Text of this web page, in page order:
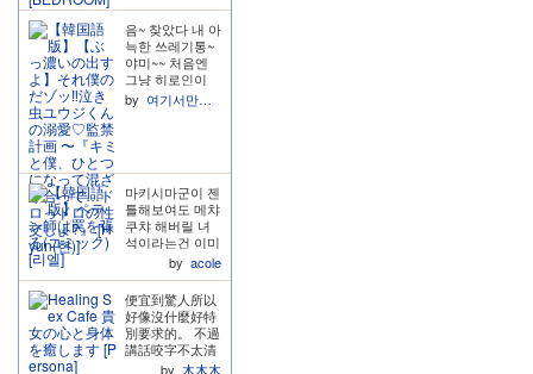
很不好意思说爱
你,但是会在你的
要求下变扭的说
爱。特典也很萌!
完全是我喜欢的
类型!!还是很喜
먼가 오히려 남
성 수라고 하기
보다는 약간 말
잘 듣는 강아지?
에 더 가까운 느
낌이 났음. 본인
이 봉사하겠다~
시는 소녀들에게
는 추천합니다.
는 점에서 일단
별 한개. 이어서
바로 줜공이 말
하니까 웃음기
가득한 목소리로
귀엽다는 듯
말 구매 욕구가
치솟았구요.... 다
른 걸로는 다른
리뷰어분이 말한
다메가 보고 싶
다고 한 것도 좋
았음... 거절했는
데도 자기 맘대
로 끌어드리려고
하는 게 보였고,
다메가 뭐.. 예...
음~ 찾았다 내 아
늑한 쓰레기통~
야미~~ 처음엔
그냥 히로인이
일하는 곳에서
혼자 히히거리면
로 히로인과 가
까워지면서 스스
로를 '히어로'라
망상하며 돌변합
니다,, 말더듬거
리던 놈이 각성
해서 훼까닥 돌
아버리는데 망상
은 여전하고 말
ㅈㄴ 많고 개흥
분해서 막 밀어
붙이는데 찐맛도
by 여기서만뿜어낼수있는변태력
마키시마군이 젠
틀해보여도 메챠
쿠챠 해버릴 녀
석이라는건 이미
서클 성향을 통
해 알고있었습니
다.. 기대를 저버
리지 않는 통수
치기에 감사드리
며… BSS이면서
NTR하는 녀석..
by acole
便宜到驚人所以
好像沒什麼好特
別要求的。 不過
講話咬字不太清
晰,有點黏在一
by 木木木